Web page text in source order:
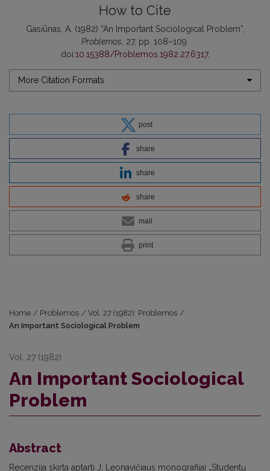
How to Cite
Gasiūnas, A. (1982) “An Important Sociological Problem”,
Problemos , 27, pp. 108–109.
doi:10.15388/Problemos.1982.27.6317.
More Citation Formats
post
share
share
share
mail
print
Home / Problemos / Vol. 27 (1982): Problemos /
An Important Sociological Problem
Vol. 27 (1982)
An Important Sociological
Problem
Abstract
Recenzija skirta aptarti J. Leonavičiaus monografijai „Studentų